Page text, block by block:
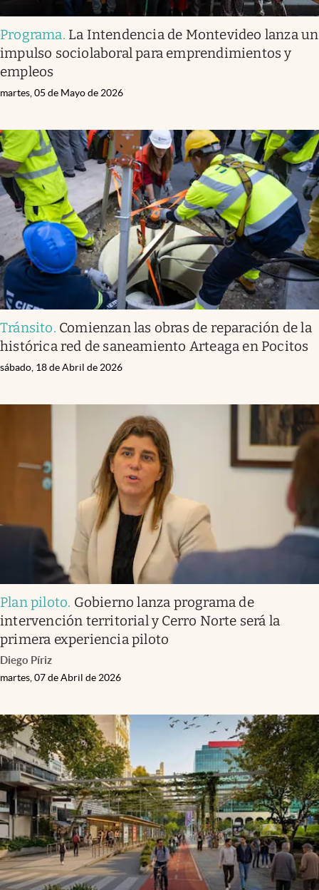
Programa. La Intendencia de Montevideo lanza un
impulso sociolaboral para emprendimientos y
empleos
martes, 05 de Mayo de 2026
Tránsito. Comienzan las obras de reparación de la
histórica red de saneamiento Arteaga en Pocitos
sábado, 18 de Abril de 2026
Plan piloto. Gobierno lanza programa de
intervención territorial y Cerro Norte será la
primera experiencia piloto
Diego Píriz
martes, 07 de Abril de 2026